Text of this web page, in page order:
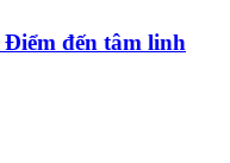
đến tâm linh